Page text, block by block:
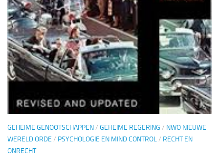
GEHEIME GENOOTSCHAPPEN/ GEHEIME REGERING / NWO NIEUWE
WERELD ORDE / PSYCHOLOGIE EN MIND CONTROL/ RECHT EN
ONRECHT